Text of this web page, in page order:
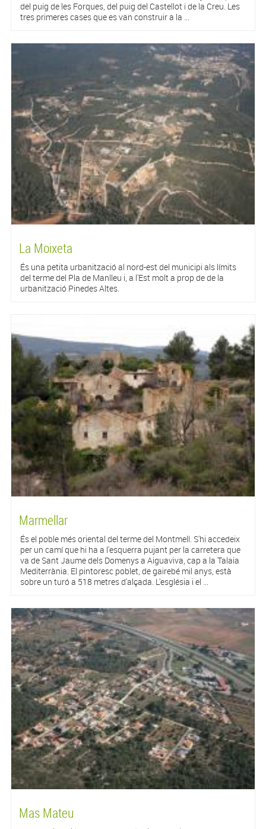
del puig de les Forques, del puig del Castellot i de la Creu. Les
tres primeres cases que es van construir a la ...
La Moixeta
És una petita urbanització al nord-est del municipi als límits
del terme del Pla de Manlleu i, a l'Est molt a prop de de la
urbanització Pinedes Altes.
Marmellar
És el poble més oriental del terme del Montmell. S'hi accedeix
per un camí que hi ha a l'esquerra pujant per la carretera que
va de Sant Jaume dels Domenys a Aiguaviva, cap a la Talaia
Mediterrània. El pintoresc poblet, de gairebé mil anys, està
sobre un turó a 518 metres d'alçada. L'església i el ...
Mas Mateu